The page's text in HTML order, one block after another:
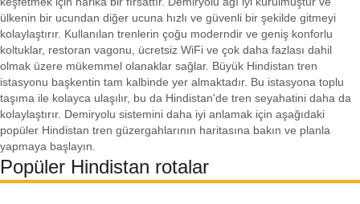
ülkenin bir ucundan diğer ucuna hızlı ve güvenli bir şekilde gitmeyi
kolaylaştırır. Kullanılan trenlerin çoğu moderndir ve geniş konforlu
koltuklar, restoran vagonu, ücretsiz WiFi ve çok daha fazlası dahil
olmak üzere mükemmel olanaklar sağlar. Büyük Hindistan tren
istasyonu başkentin tam kalbinde yer almaktadır. Bu istasyona toplu
taşıma ile kolayca ulaşılır, bu da Hindistan'de tren seyahatini daha da
kolaylaştırır. Demiryolu sistemini daha iyi anlamak için aşağıdaki
popüler Hindistan tren güzergahlarının haritasına bakın ve planla
yapmaya başlayın.
Popüler Hindistan rotalar